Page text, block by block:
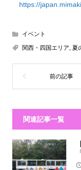
https://
イベント
関西・四国エリア, 夏
関連記事一覧